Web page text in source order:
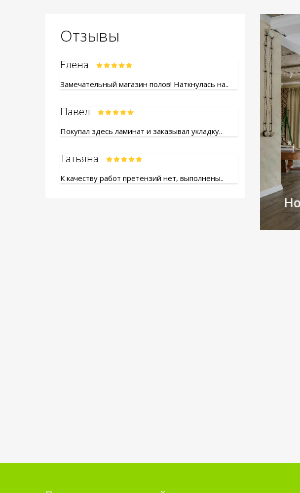
Отзывы
Елена
Замечательный магазин полов! Наткнулась на..
Павел
Покупал здесь ламинат и заказывал укладку..
Татьяна
К качеству работ претензий нет, выполнены..